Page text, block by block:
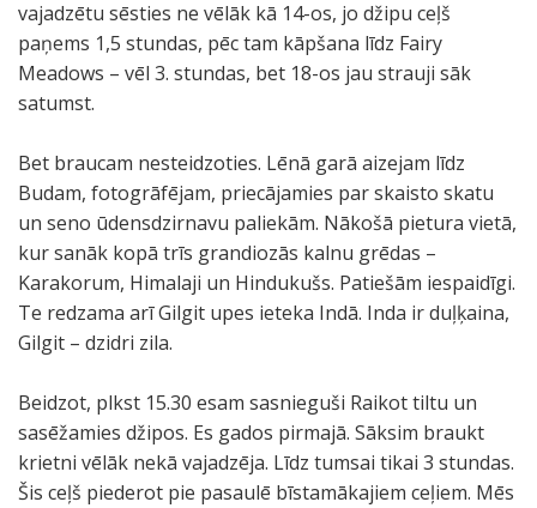
vajadzētu sēsties ne vēlāk kā 14-os, jo džipu ceļš
paņems 1,5 stundas, pēc tam kāpšana līdz Fairy
Meadows – vēl 3. stundas, bet 18-os jau strauji sāk
satumst.
Bet braucam nesteidzoties. Lēnā garā aizejam līdz
Budam, fotogrāfējam, priecājamies par skaisto skatu
un seno ūdensdzirnavu paliekām. Nākošā pietura vietā,
kur sanāk kopā trīs grandiozās kalnu grēdas –
Karakorum, Himalaji un Hindukušs. Patiešām iespaidīgi.
Te redzama arī Gilgit upes ieteka Indā. Inda ir duļķaina,
Gilgit – dzidri zila.
Beidzot, plkst 15.30 esam sasnieguši Raikot tiltu un
sasēžamies džipos. Es gados pirmajā. Sāksim braukt
krietni vēlāk nekā vajadzēja. Līdz tumsai tikai 3 stundas.
Šis ceļš piederot pie pasaulē bīstamākajiem ceļiem. Mēs